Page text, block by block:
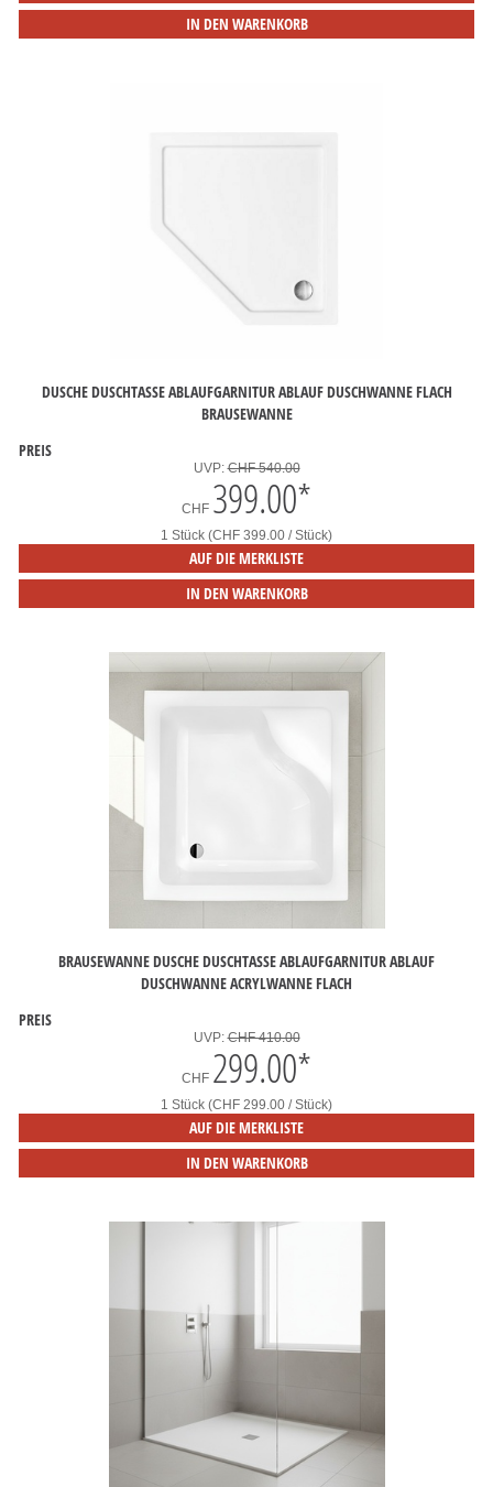
IN DEN WARENKORB
DUSCHE DUSCHTASSE ABLAUFGARNITUR ABLAUF DUSCHWANNE FLACH
BRAUSEWANNE
PREIS
UVP:CHF 540.00
CHF 399.00*
1 Stück (CHF 399.00 / Stück)
AUF DIE MERKLISTE
IN DEN WARENKORB
BRAUSEWANNE DUSCHE DUSCHTASSE ABLAUFGARNITUR ABLAUF
DUSCHWANNE ACRYLWANNE FLACH
PREIS
UVP:CHF 410.00
CHF 299.00*
1 Stück (CHF 299.00 / Stück)
AUF DIE MERKLISTE
IN DEN WARENKORB